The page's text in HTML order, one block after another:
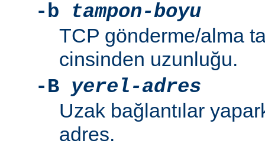
-b
tampon-boyu
TCP gönderme/alma
cinsinden uzunluğu.
-B yerel-adres
Uzak bağlantılar
adres.